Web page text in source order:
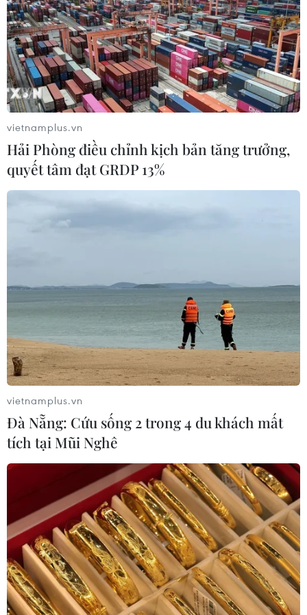
TIN LIÊN QUAN
nguồn nhân lực cao cấp
24/07/2019 08:01
Hợp tác ba bên giữa Hệ thống y tế Vinmec – Dự án đại
học VinUni – Bệnh viện 108 gồm ba phần: đào tạo thực
hành; xây dựng và chuẩn hóa nguồn giảng viên lâm
sàng; nghiên cứu khoa học.
vietnamplus.vn
Hải Phòng điều chỉnh kịch bản tăng trưởng,
quyết tâm đạt GRDP 13%
vietnamplus.vn
Đà Nẵng: Cứu sống 2 trong 4 du khách mất
tích tại Mũi Nghê